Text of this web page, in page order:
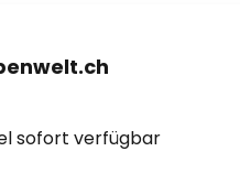
sofort verfügbar